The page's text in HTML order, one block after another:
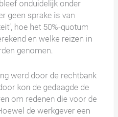
onduidelijk onder
geen sprake is van
hoe het 50%-quotum
en welke reizen in
genomen.
werd door de rechtbank
kon de gedaagde de
om redenen die voor de
de werkgever een